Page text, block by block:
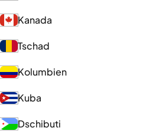
Kanada
Tschad
Kolumbien
Kuba
Dschibuti